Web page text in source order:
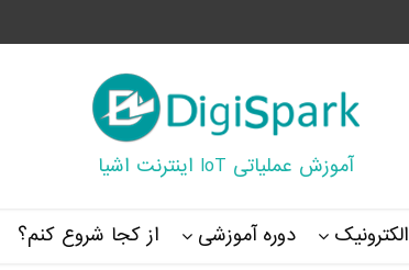
آموزش عملیاتی IoT اینترنت اشیا
الکترونیک دوره آموزشی از کجا شروع کنم؟